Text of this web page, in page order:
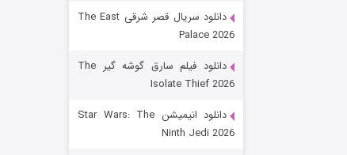
رویایی برای تو
قسمت ۱۵ (دوبله)
دانلود سریال قصر شرقی The East
Palace 2026
دانلود فیلم سارق گوشه گیر The
Isolate Thief 2026
دانلود انیمیشن Star Wars: The
Ninth Jedi 2026